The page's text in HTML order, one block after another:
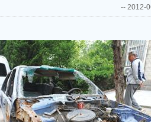
-- 2012-